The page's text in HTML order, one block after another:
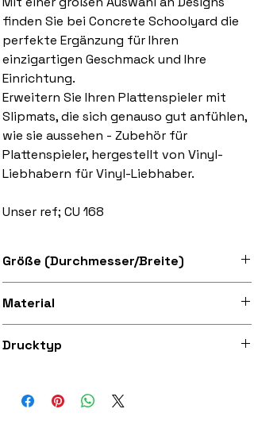
finden Sie bei Concrete Schoolyard die
perfekte Ergänzung für Ihren
einzigartigen Geschmack und Ihre
Einrichtung.
Erweitern Sie Ihren Plattenspieler mit
Slipmats, die sich genauso gut anfühlen,
wie sie aussehen - Zubehör für
Plattenspieler, hergestellt von Vinyl-
Liebhabern für Vinyl-Liebhaber.
Unser ref; CU 168
Größe (Durchmesser/Breite)
Material
Drucktyp
Stoff